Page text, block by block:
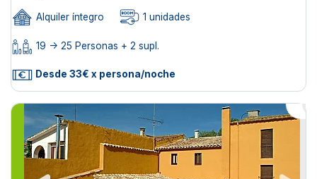
Alquiler íntegro 1 unidades
19 -> 25 Personas + 2 supl.
Desde 33€ x persona/noche